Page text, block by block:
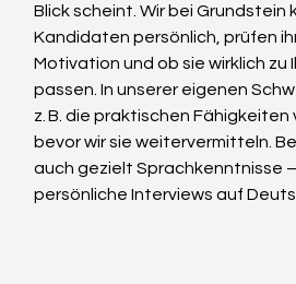
Blick scheint. Wir bei Grundstein
Kandidaten persönlich, prüfen
Motivation und ob sie wirklich zu
passen. In unserer eigenen
z. B. die praktischen
bevor wir sie weitervermitteln.
auch gezielt Sprachkenntnisse
persönliche Interviews auf